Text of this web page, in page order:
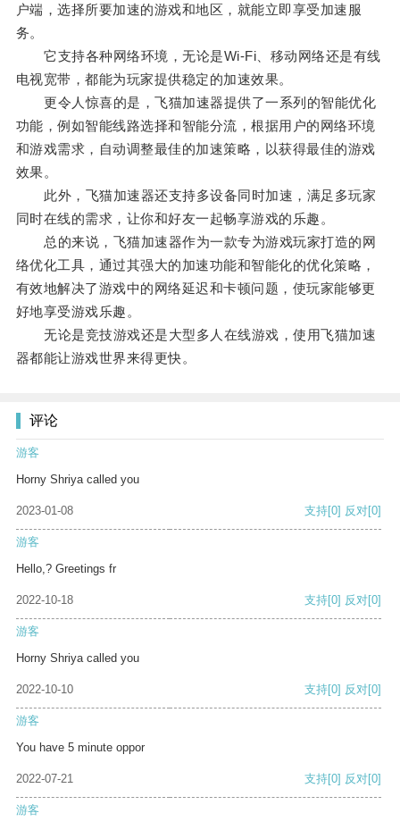
户端，选择所要加速的游戏和地区，就能立即享受加速服
务。
它支持各种网络环境，无论是Wi-Fi、移动网络还是有线
电视宽带，都能为玩家提供稳定的加速效果。
更令人惊喜的是，飞猫加速器提供了一系列的智能优化
功能，例如智能线路选择和智能分流，根据用户的网络环境
和游戏需求，自动调整最佳的加速策略，以获得最佳的游戏
效果。
此外，飞猫加速器还支持多设备同时加速，满足多玩家
同时在线的需求，让你和好友一起畅享游戏的乐趣。
总的来说，飞猫加速器作为一款专为游戏玩家打造的网
络优化工具，通过其强大的加速功能和智能化的优化策略，
有效地解决了游戏中的网络延迟和卡顿问题，使玩家能够更
好地享受游戏乐趣。
无论是竞技游戏还是大型多人在线游戏，使用飞猫加速
器都能让游戏世界来得更快。
评论
游客
Horny Shriya called you
2023-01-08 支持[0] 反对[0]
游客
Hello,? Greetings fr
2022-10-18 支持[0] 反对[0]
游客
Horny Shriya called you
2022-10-10 支持[0] 反对[0]
游客
You have 5 minute oppor
2022-07-21 支持[0] 反对[0]
游客